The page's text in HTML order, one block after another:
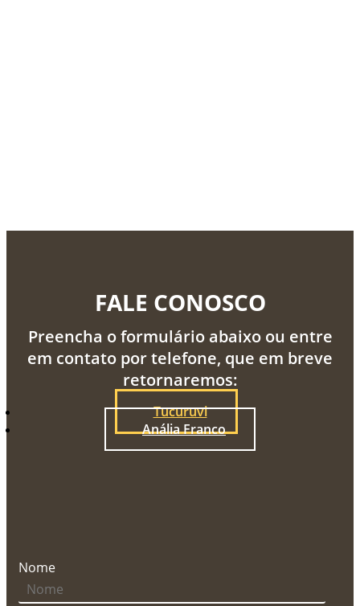
FALE CONOSCO
Preencha o formulário abaixo ou entre
em contato por telefone, que em breve
retornaremos:
Tucuruvi
Anália Franco
Nome